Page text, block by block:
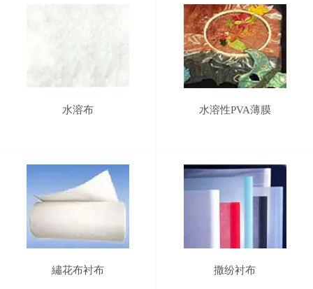
水溶布 水溶性PVA薄膜
繡花布衬布 撒纷衬布